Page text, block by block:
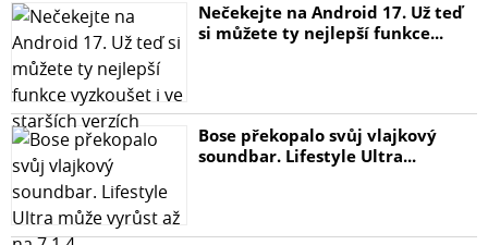
Nečekejte na Android 17. Už teď
si můžete ty nejlepší funkce...
Bose překopalo svůj vlajkový
soundbar. Lifestyle Ultra...